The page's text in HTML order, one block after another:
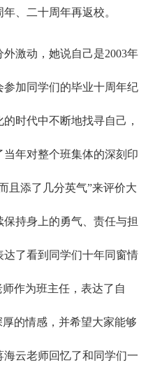
、二十周年再返校。
激动，她说自己是2003年
加同学们的毕业十周年纪
时代中不断地找寻自己，
年对整个班集体的深刻印
且添了几分英气”来评价大
持身上的勇气、责任与担
了看到同学们十年同窗情
作为班主任，表达了自
的情感，并希望大家能够
云老师回忆了和同学们一